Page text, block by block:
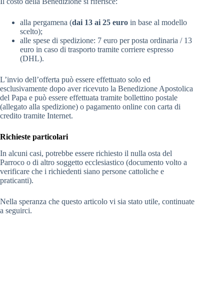
alla pergamena (dai 13 ai 25 euro in base al modello
scelto);
alle spese di spedizione: 7 euro per posta ordinaria / 13
euro in caso di trasporto tramite corriere espresso
(DHL).
L’invio dell’offerta può essere effettuato solo ed
esclusivamente dopo aver ricevuto la Benedizione Apostolica
del Papa e può essere effettuata tramite bollettino postale
(allegato alla spedizione) o pagamento online con carta di
credito tramite Internet.
Richieste particolari
In alcuni casi, potrebbe essere richiesto il nulla osta del
Parroco o di altro soggetto ecclesiastico (documento volto a
verificare che i richiedenti siano persone cattoliche e
praticanti).
Nella speranza che questo articolo vi sia stato utile, continuate
a seguirci.